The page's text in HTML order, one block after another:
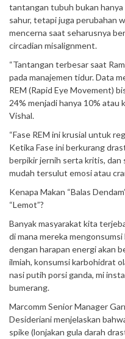
tantangan tubuh bukan
sahur, tetapi juga perubahan
mencerna saat seharusnya
circadian misalignment.
“Tantangan terbesar saat
pada manajemen tidur. Data
REM (Rapid Eye Movement)
24% menjadi hanya 10% atau
Vishal.
“Fase REM ini krusial untuk
Ketika Fase ini berkurang
berpikir jernih serta kritis, dan
mudah tersulut emosi atau
Kenapa Makan “Balas
“Lemot”?
Banyak masyarakat kita
di mana mereka
dengan harapan energi akan
ilmiah, konsumsi karbohidrat
nasi putih porsi ganda, mi
bumerang.
Marcomm Senior Manager
Desideriani menjelaskan
spike (lonjakan gula darah